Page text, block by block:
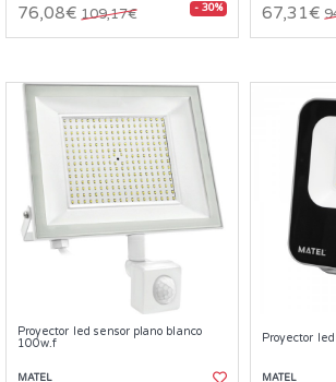
76,08€ 109,17€ - 30% 67,31€
Proyector led sensor plano blanco
100w.f
MATEL
Proyector
MATEL